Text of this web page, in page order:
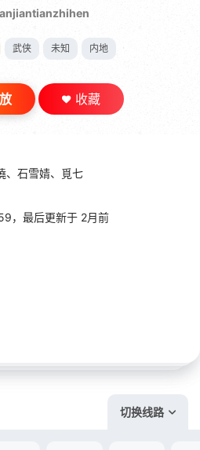
武侠 未知 内地
收藏
、石雪婧、覓七
，最后更新于 2月前
切换线路